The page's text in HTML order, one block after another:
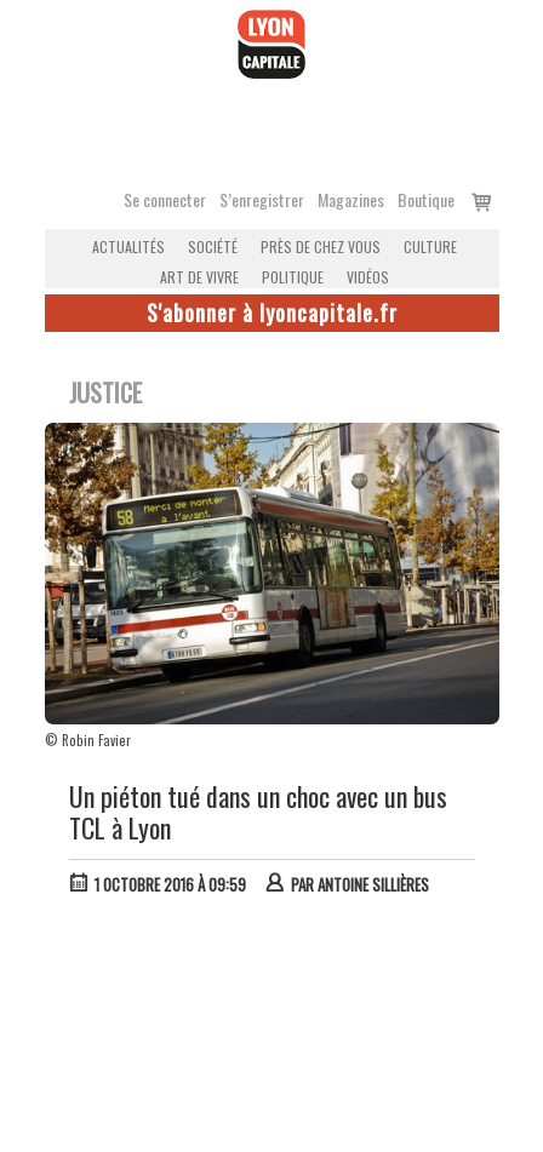
Se connecter S’enregistrer Magazines Boutique
Voir
ACTUALITÉS SOCIÉTÉ PRÈS DE CHEZ VOUS
CULTURE
ART DE VIVRE
POLITIQUE VIDÉOS
S'abonner à lyoncapitale.fr
JUSTICE
© Robin Favier
Un piéton tué dans un choc avec un bus
TCL à Lyon
1 OCTOBRE 2016 À 09:59 PARANTOINE SILLIÈRES